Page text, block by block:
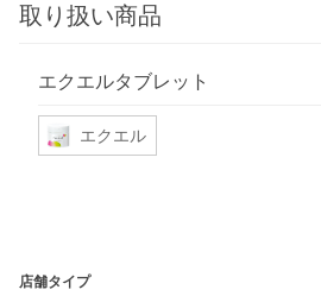
取り扱い商品
エクエルタブレット
エクエル
店舗タイプ